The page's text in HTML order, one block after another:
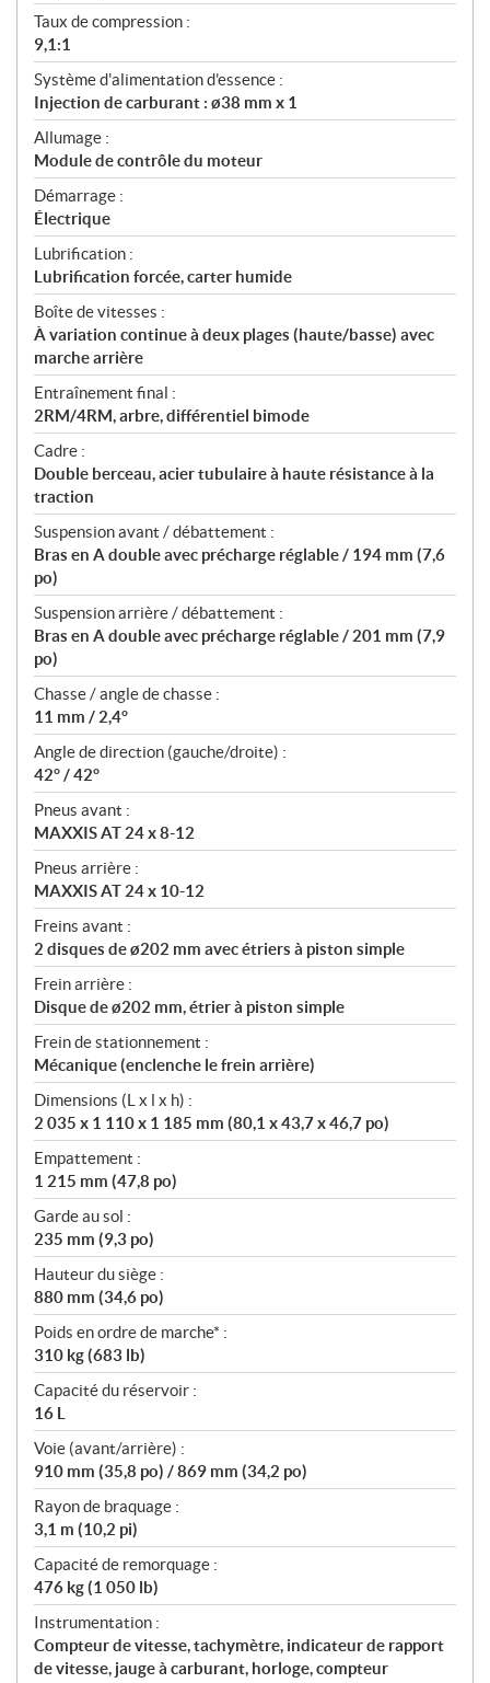
Taux de compression :
9,1:1
Système d'alimentation d'essence :
Injection de carburant : ø38 mm x 1
Allumage :
Module de contrôle du moteur
Démarrage :
Électrique
Lubrification :
Lubrification forcée, carter humide
Boîte de vitesses :
À variation continue à deux plages (haute/basse) avec
marche arrière
Entraînement final :
2RM/4RM, arbre, différentiel bimode
Cadre :
Double berceau, acier tubulaire à haute résistance à la
traction
Suspension avant / débattement :
Bras en A double avec précharge réglable / 194 mm (7,6
po)
Suspension arrière / débattement :
Bras en A double avec précharge réglable / 201 mm (7,9
po)
Chasse / angle de chasse :
11 mm / 2,4°
Angle de direction (gauche/droite) :
42° / 42°
Pneus avant :
MAXXIS AT 24 x 8-12
Pneus arrière :
MAXXIS AT 24 x 10-12
Freins avant :
2 disques de ø202 mm avec étriers à piston simple
Frein arrière :
Disque de ø202 mm, étrier à piston simple
Frein de stationnement :
Mécanique (enclenche le frein arrière)
Dimensions (L x l x h) :
2 035 x 1 110 x 1 185 mm (80,1 x 43,7 x 46,7 po)
Empattement :
1 215 mm (47,8 po)
Garde au sol :
235 mm (9,3 po)
Hauteur du siège :
880 mm (34,6 po)
Poids en ordre de marche* :
310 kg (683 lb)
Capacité du réservoir :
16 L
Voie (avant/arrière) :
910 mm (35,8 po) / 869 mm (34,2 po)
Rayon de braquage :
3,1 m (10,2 pi)
Capacité de remorquage :
476 kg (1 050 lb)
Instrumentation :
Compteur de vitesse, tachymètre, indicateur de rapport
de vitesse, jauge à carburant, horloge, compteur